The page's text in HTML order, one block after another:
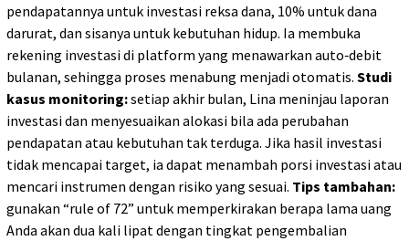
pendapatannya untuk investasi reksa dana, 10% untuk dana
darurat, dan sisanya untuk kebutuhan hidup. Ia membuka
rekening investasi di platform yang menawarkan auto‑debit
bulanan, sehingga proses menabung menjadi otomatis. Studi
kasus monitoring:setiap akhir bulan, Lina meninjau laporan
investasi dan menyesuaikan alokasi bila ada perubahan
pendapatan atau kebutuhan tak terduga. Jika hasil investasi
tidak mencapai target, ia dapat menambah porsi investasi atau
mencari instrumen dengan risiko yang sesuai. Tips tambahan:
gunakan “rule of 72” untuk memperkirakan berapa lama uang
Anda akan dua kali lipat dengan tingkat pengembalian